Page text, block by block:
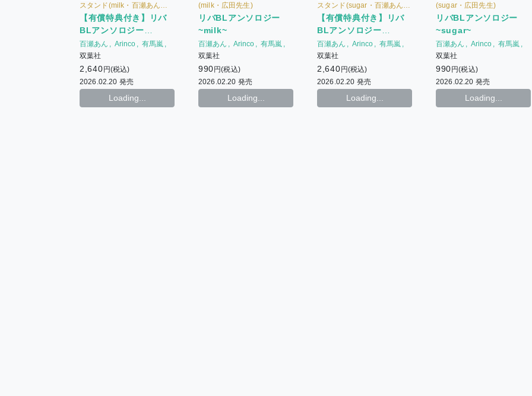
スタンド(milk・百瀬あん先
生) + ホーリン特典ペーパー
(milk・広田先生)
【有償特典付き】リバ
BLアンソロジー
~milk~
百瀬あん Arinco
有馬嵐
もちた
榎木えのすけ
双葉社
2,640円(税込)
2026.02.20 発売
Loading...
(milk・広田先生)
リバBLアンソロジー
~milk~
百瀬あん Arinco
有馬嵐
もちた
榎木えのすけ
双葉社
990円(税込)
2026.02.20 発売
Loading...
スタンド(sugar・百瀬あん先
生) + ホーリン特典ペーパー
(sugar・広田先生)
【有償特典付き】リバ
BLアンソロジー
~sugar~
百瀬あん Arinco
有馬嵐
もちた
榎木えのすけ
双葉社
2,640円(税込)
2026.02.20 発売
Loading...
(sugar・広田先生)
リバBLアンソロジー
~sugar~
百瀬あん Arinco
有馬嵐
もちた
榎木えのすけ
双葉社
990円(税込)
2026.02.20 発売
Loading...